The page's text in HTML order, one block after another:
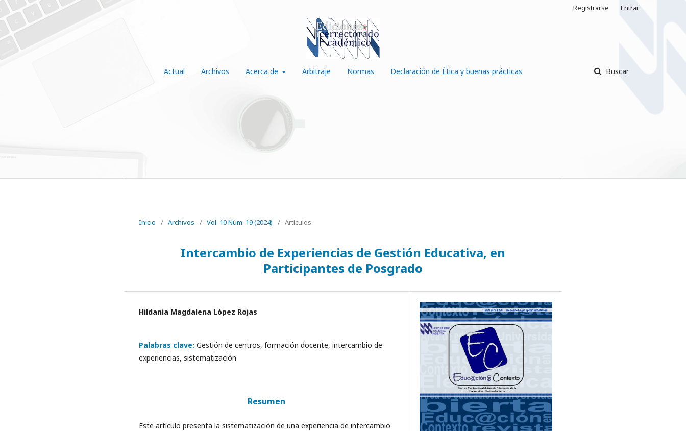
Actual Archivos Acerca de Arbitraje Normas Declaración de Ética y buenas prácticas Buscar
Registrarse Entrar
Inicio / Archivos / Vol. 10 Núm. 19 (2024) / Artículos
Intercambio de Experiencias de Gestión Educativa, en
Participantes de Posgrado
Hildania Magdalena López Rojas
Palabras clave: Gestión de centros, formación docente, intercambio de
experiencias, sistematización
Resumen
Este artículo presenta la sistematización de una experiencia de intercambio